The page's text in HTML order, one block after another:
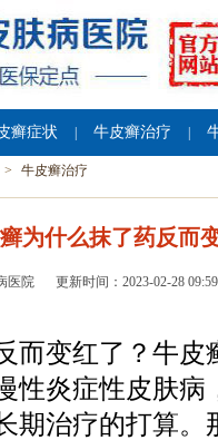
癣症状 牛皮癣治疗
> 牛皮癣治疗
为什么抹了药反而
医院 更新时间：2023-02-28
而变红了？牛皮
性炎症性皮肤病
期治疗的打算。